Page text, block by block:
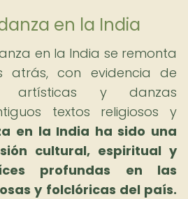
en la India
en la India se remonta
atrás, con evidencia de
artísticas y danzas
textos religiosos y
en la India ha sido una
cultural, espiritual y
profundas en las
y folclóricas del país.